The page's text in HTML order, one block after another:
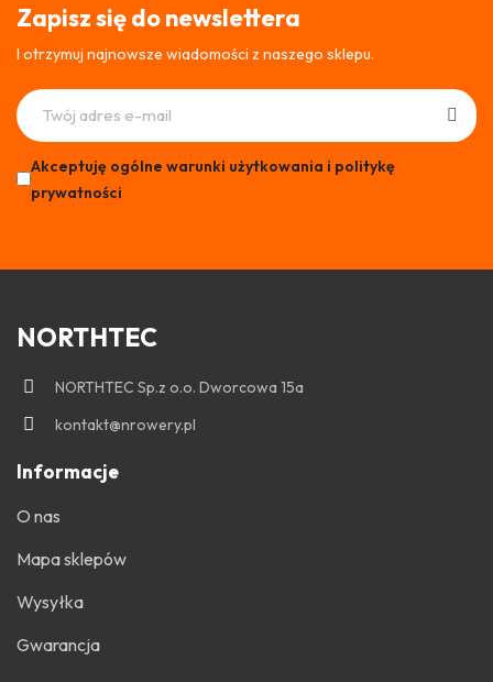
Zapisz się do newslettera
I otrzymuj najnowsze wiadomości z naszego sklepu.
Akceptuję ogólne warunki użytkowania i politykę
prywatności
NORTHTEC
NORTHTEC Sp.z o.o. Dworcowa 15a
kontakt@nrowery.pl
Informacje
O nas
Mapa sklepów
Wysyłka
Gwarancja